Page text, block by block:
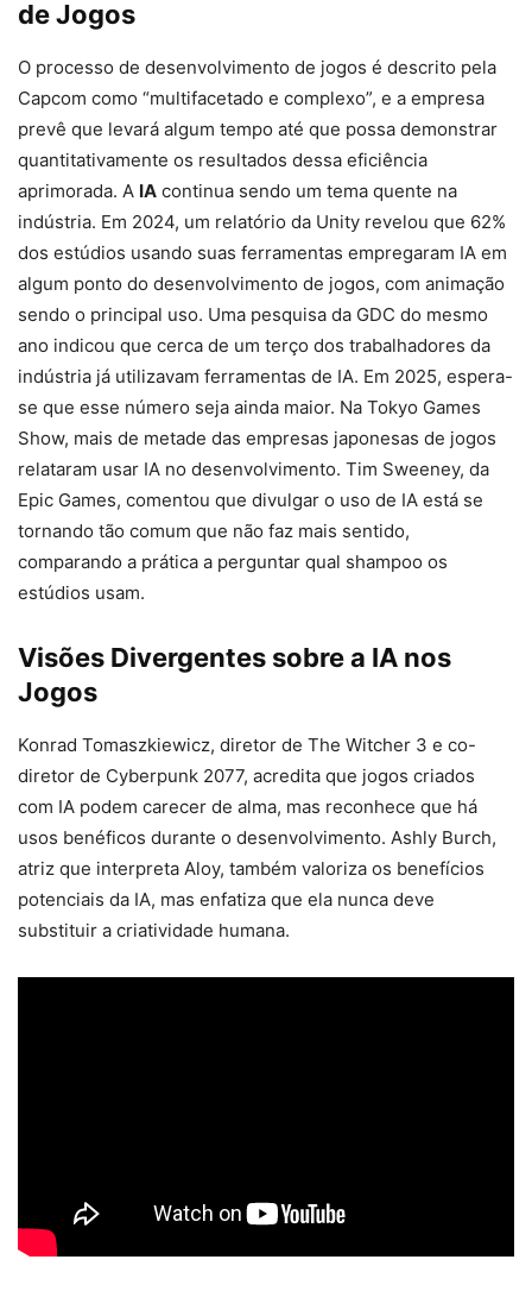
de Jogos
O processo de desenvolvimento de jogos é descrito pela
Capcom como “multifacetado e complexo”, e a empresa
prevê que levará algum tempo até que possa demonstrar
quantitativamente os resultados dessa eficiência
aprimorada. A IA continua sendo um tema quente na
indústria. Em 2024, um relatório da Unity revelou que 62%
dos estúdios usando suas ferramentas empregaram IA em
algum ponto do desenvolvimento de jogos, com animação
sendo o principal uso. Uma pesquisa da GDC do mesmo
ano indicou que cerca de um terço dos trabalhadores da
indústria já utilizavam ferramentas de IA. Em 2025, espera-
se que esse número seja ainda maior. Na Tokyo Games
Show, mais de metade das empresas japonesas de jogos
relataram usar IA no desenvolvimento. Tim Sweeney, da
Epic Games, comentou que divulgar o uso de IA está se
tornando tão comum que não faz mais sentido,
comparando a prática a perguntar qual shampoo os
estúdios usam.
Visões Divergentes sobre a IA nos
Jogos
Konrad Tomaszkiewicz, diretor de The Witcher 3 e co-
diretor de Cyberpunk 2077, acredita que jogos criados
com IA podem carecer de alma, mas reconhece que há
usos benéficos durante o desenvolvimento. Ashly Burch,
atriz que interpreta Aloy, também valoriza os benefícios
potenciais da IA, mas enfatiza que ela nunca deve
substituir a criatividade humana.